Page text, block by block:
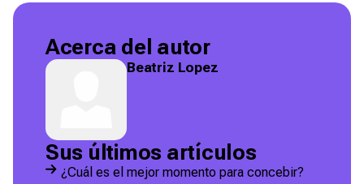
Acerca del autor
Beatriz Lopez
Sus últimos artículos
¿Cuál es el mejor momento para concebir?